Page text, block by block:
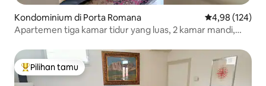
Kondominium di Porta Romana Nilai rata-rata
4,98 (124)
Apartemen tiga kamar tidur yang luas, 2 kamar mandi,
Pilihan tamu terpopuler
Pilihan tamu